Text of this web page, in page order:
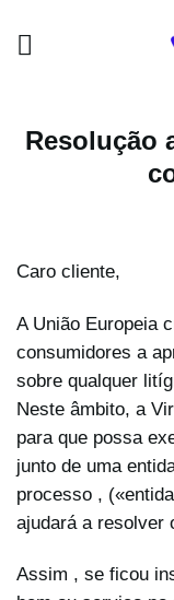
Resolução
Caro cliente,
A União Europeia
consumidores a
sobre qualquer
Neste âmbito, a
para que possa
junto de uma
processo ,
ajudará a resolver
Assim , se ficou